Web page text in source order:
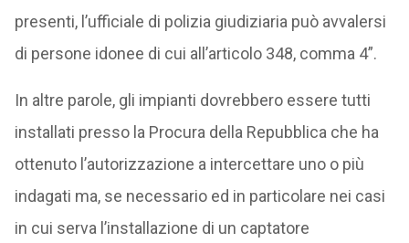
presenti, l’ufficiale di polizia giudiziaria può avvalersi
di persone idonee di cui all’articolo 348, comma 4”.
In altre parole, gli impianti dovrebbero essere tutti
installati presso la Procura della Repubblica che ha
ottenuto l’autorizzazione a intercettare uno o più
indagati ma, se necessario ed in particolare nei casi
in cui serva l’installazione di un captatore